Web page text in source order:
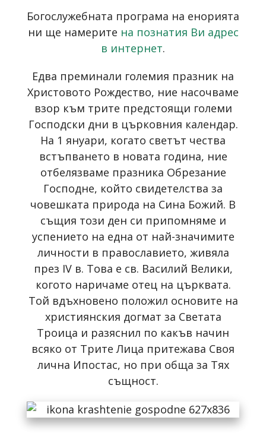
Богослужебната програма на енорията
ни ще намерите на познатия Ви адрес
в интернет.
Едва преминали големия празник на
Христовото Рождество, ние насочваме
взор към трите предстоящи големи
Господски дни в църковния календар.
На 1 януари, когато светът чества
встъпването в новата година, ние
отбелязваме празника Обрезание
Господне, който свидетелства за
човешката природа на Сина Божий. В
същия този ден си припомняме и
успението на една от най-значимите
личности в православието, живяла
през IV в. Това е св. Василий Велики,
когото наричаме отец на църквата.
Той вдъхновено положил основите на
християнския догмат за Свeтата
Троица и разяснил по какъв начин
всяко от Трите Лица притежава Своя
лична Ипостас, но при обща за Тях
същност.